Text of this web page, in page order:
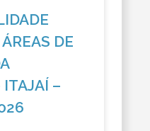
DE
ITAJAÍ –